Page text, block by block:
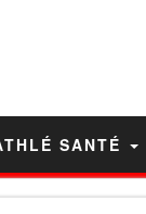
SANTÉ